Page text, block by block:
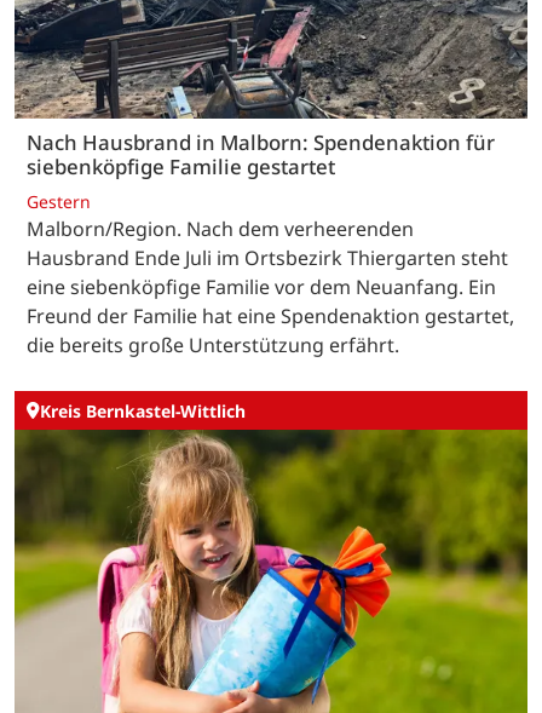
Nach Hausbrand in Malborn: Spendenaktion für
siebenköpfige Familie gestartet
Gestern
Malborn/Region. Nach dem verheerenden
Hausbrand Ende Juli im Ortsbezirk Thiergarten steht
eine siebenköpfige Familie vor dem Neuanfang. Ein
Freund der Familie hat eine Spendenaktion gestartet,
die bereits große Unterstützung erfährt.
Kreis Bernkastel-Wittlich